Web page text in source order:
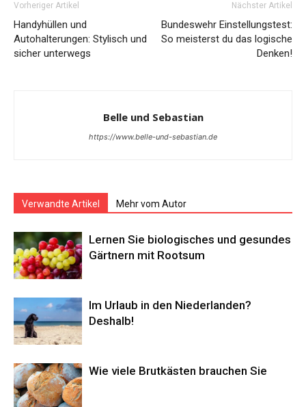
Vorheriger Artikel
Handyhüllen und
Autohalterungen: Stylisch und
sicher unterwegs
Nächster Artikel
Bundeswehr Einstellungstest:
So meisterst du das logische
Denken!
Belle und Sebastian
https://www.belle-und-sebastian.de
Verwandte Artikel Mehr vom Autor
Lernen Sie biologisches und gesundes
Gärtnern mit Rootsum
Im Urlaub in den Niederlanden?
Deshalb!
Wie viele Brutkästen brauchen Sie